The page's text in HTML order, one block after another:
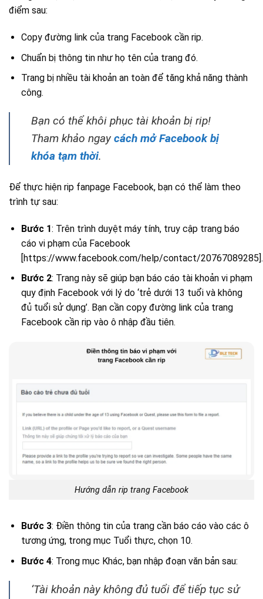
điểm sau:
Copy đường link của trang Facebook cần rip.
Chuẩn bị thông tin như họ tên của trang đó.
Trang bị nhiều tài khoản an toàn để tăng khả năng thành
công.
Bạn có thể khôi phục tài khoản bị rip!
Tham khảo ngaycách mở Facebook bị
khóa tạm thời.
Để thực hiện rip fanpage Facebook, bạn có thể làm theo
trình tự sau:
Bước 1: Trên trình duyệt máy tính, truy cập trang báo
cáo vi phạm của Facebook
[https://www.facebook.com/help/contact/20767089285].
Bước 2: Trang này sẽ giúp bạn báo cáo tài khoản vi phạm
quy định Facebook với lý do ‘trẻ dưới 13 tuổi và không
đủ tuổi sử dụng’. Bạn cần copy đường link của trang
Facebook cần rip vào ô nhập đầu tiên.
Hướng dẫn rip trang Facebook
Bước 3: Điền thông tin của trang cần báo cáo vào các ô
tương ứng, trong mục Tuổi thực, chọn 10.
Bước 4: Trong mục Khác, bạn nhập đoạn văn bản sau:
‘Tài khoản này không đủ tuổi để tiếp tục sử